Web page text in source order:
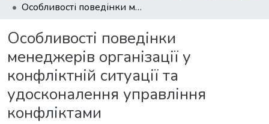
Особливості поведінки менеджерів організації у конфліктній ситуації та удосконалення управління конфліктами
Особливості поведінки
менеджерів організації у
конфліктній ситуації та
удосконалення управління
конфліктами